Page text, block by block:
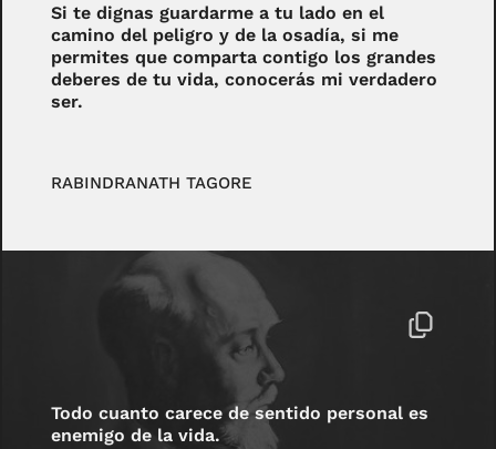
Si te dignas guardarme a tu lado en el
camino del peligro y de la osadía, si me
permites que comparta contigo los grandes
deberes de tu vida, conocerás mi verdadero
ser.
RABINDRANATH TAGORE
Todo cuanto carece de sentido personal es
enemigo de la vida.